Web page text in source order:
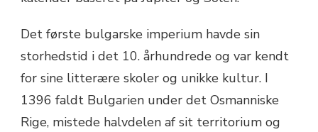
Det første bulgarske imperium havde sin
storhedstid i det 10. århundrede og var kendt
for sine litterære skoler og unikke kultur. I
1396 faldt Bulgarien under det Osmanniske
Rige, mistede halvdelen af sit territorium og